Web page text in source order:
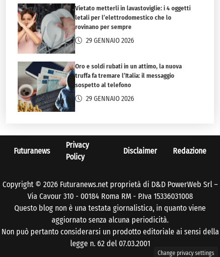
Vietato metterli in lavastoviglie: i 4 oggetti
letali per l’elettrodomestico che lo
rovinano per sempre
29 GENNAIO 2026
Oro e soldi rubati in un attimo, la nuova
truffa fa tremare l’Italia: il messaggio
sospetto al telefono
29 GENNAIO 2026
Futuranews
Privacy
Policy
Disclaimer Redazione
Copyright © 2026 Futuranews.net proprietà di D&D PowerWeb Srl –
Via Cavour 310 - 00184 Roma RM - P.Iva 15336031008
Questo blog non è una testata giornalistica, in quanto viene
aggiornato senza alcuna periodicità.
Non può pertanto considerarsi un prodotto editoriale ai sensi della
legge n. 62 del 07.03.2001
Change privacy settings